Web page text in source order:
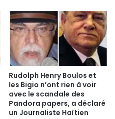
Rudolph Henry Boulos et
les Bigio n’ont rien à voir
avec le scandale des
Pandora papers, a déclaré
un Journaliste Haïtien